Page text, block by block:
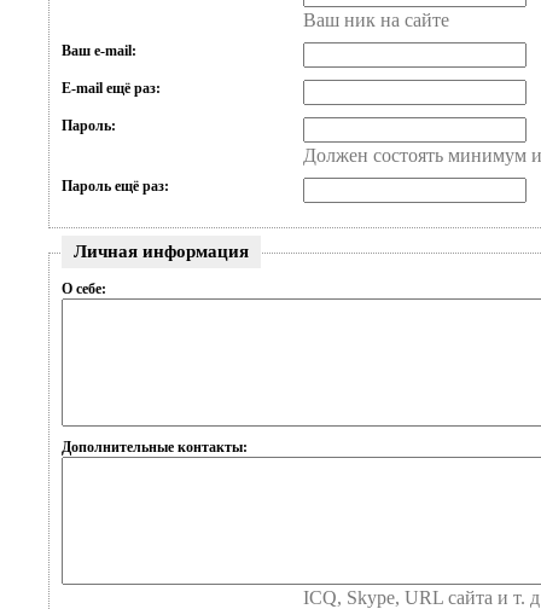
Ваш ник на сайте
Ваш e-mail:
E-mail ещё раз:
Пароль:
Должен состоять минимум
Пароль ещё раз:
Личная информация
О себе:
Дополнительные контакты:
ICQ, Skype, URL сайта и т.